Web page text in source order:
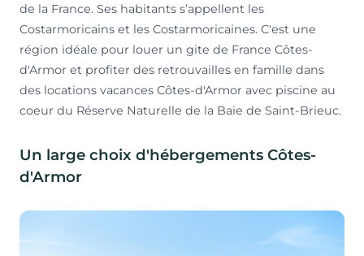
de la France. Ses habitants s’appellent les
Costarmoricains et les Costarmoricaines. C'est une
région idéale pour louer un gite de France Côtes-
d'Armor et profiter des retrouvailles en famille dans
des locations vacances Côtes-d'Armor avec piscine au
coeur du Réserve Naturelle de la Baie de Saint-Brieuc.
Un large choix d'hébergements Côtes-
d'Armor